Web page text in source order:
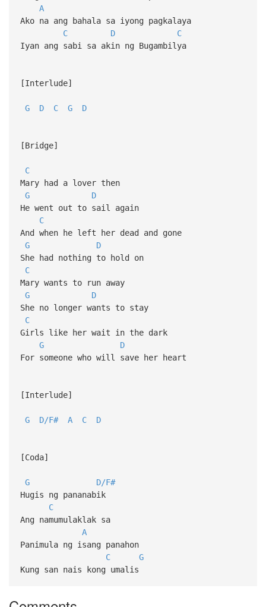
A
Ako na ang bahala sa iyong pagkalaya
C
D
C
Iyan ang sabi sa akin ng Bugambilya
[Interlude]
G D C G D
[Bridge]
C
Mary had a lover then
G
D
He went out to sail again
C
And when he left her dead and gone
G
D
She had nothing to hold on
C
Mary wants to run away
G
D
She no longer wants to stay
C
Girls like her wait in the dark
G
D
For someone who will save her heart
[Interlude]
G D/F# A C D
[Coda]
G
D/F#
Hugis ng pananabik
C
Ang namumulaklak sa
A
Panimula ng isang panahon
C
G
Kung san nais kong umalis